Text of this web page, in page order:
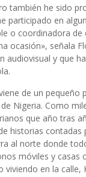
también he sido
participado en
o coordinadora de
ocasión», señala
audiovisual y que
de un pequeño
Nigeria. Como
que año tras
historias
al norte donde
móviles y casas
viviendo en la calle,